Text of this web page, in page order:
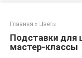
Главная » Цветы
Подставки для
мастер-классы